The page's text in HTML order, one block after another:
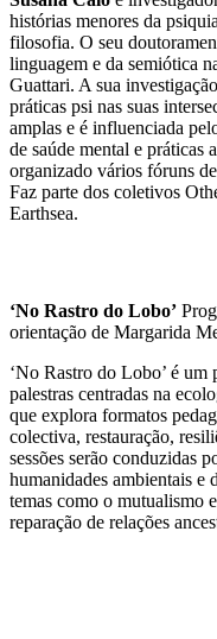
histórias menores da
filosofia. O seu
linguagem e da semiótica
Guattari. A sua
práticas psi nas suas
amplas e é influenciada
de saúde mental e práticas
organizado vários fóruns
Faz parte dos coletivos
Earthsea.
‘No Rastro do Lobo’
orientação de Margarida
‘No Rastro do Lobo’ é um
palestras centradas na
que explora formatos
colectiva, restauração,
sessões serão conduzidas
humanidades ambientais e
temas como o mutualismo
reparação de relações